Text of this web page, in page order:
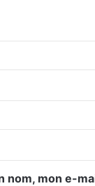
nom, mon e-